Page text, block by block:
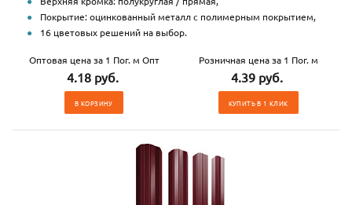
Покрытие: оцинкованный металл с полимерным покрытием,
16 цветовых решений на выбор.
Оптовая цена за 1 Пог. м Опт
4.18 руб.
В КОРЗИНУ
Розничная цена за 1 Пог. м
4.39 руб.
КУПИТЬ В 1 КЛИК